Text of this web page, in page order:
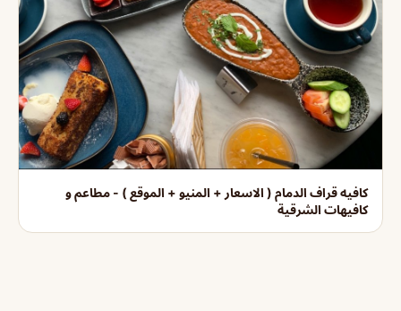
كافيه قراف الدمام ( الاسعار + المنيو + الموقع ) - مطاعم و
كافيهات الشرقية